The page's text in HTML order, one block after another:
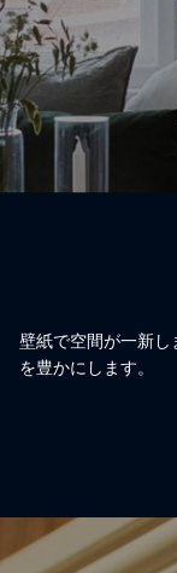
壁紙で空間が一新
を豊かにします。